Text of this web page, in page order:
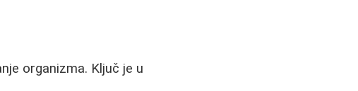
organizma. Ključ je u